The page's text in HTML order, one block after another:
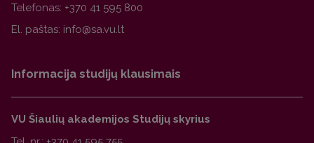
Telefonas: +370 41 595 800
El. paštas:
Informacija studijų klausimais
VU Šiaulių akademijos Studijų skyrius